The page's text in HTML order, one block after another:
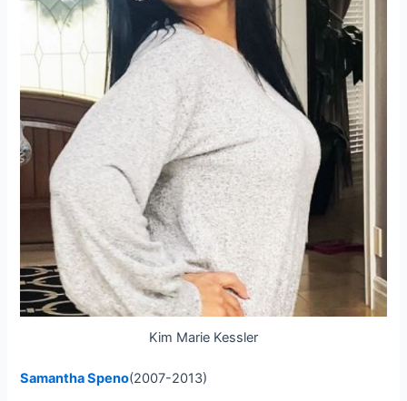
Kim Marie Kessler
Samantha Speno(2007-2013)